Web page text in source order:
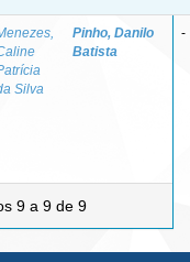
Silva
Pinho, Danilo
Batista
-
9 a 9 de 9